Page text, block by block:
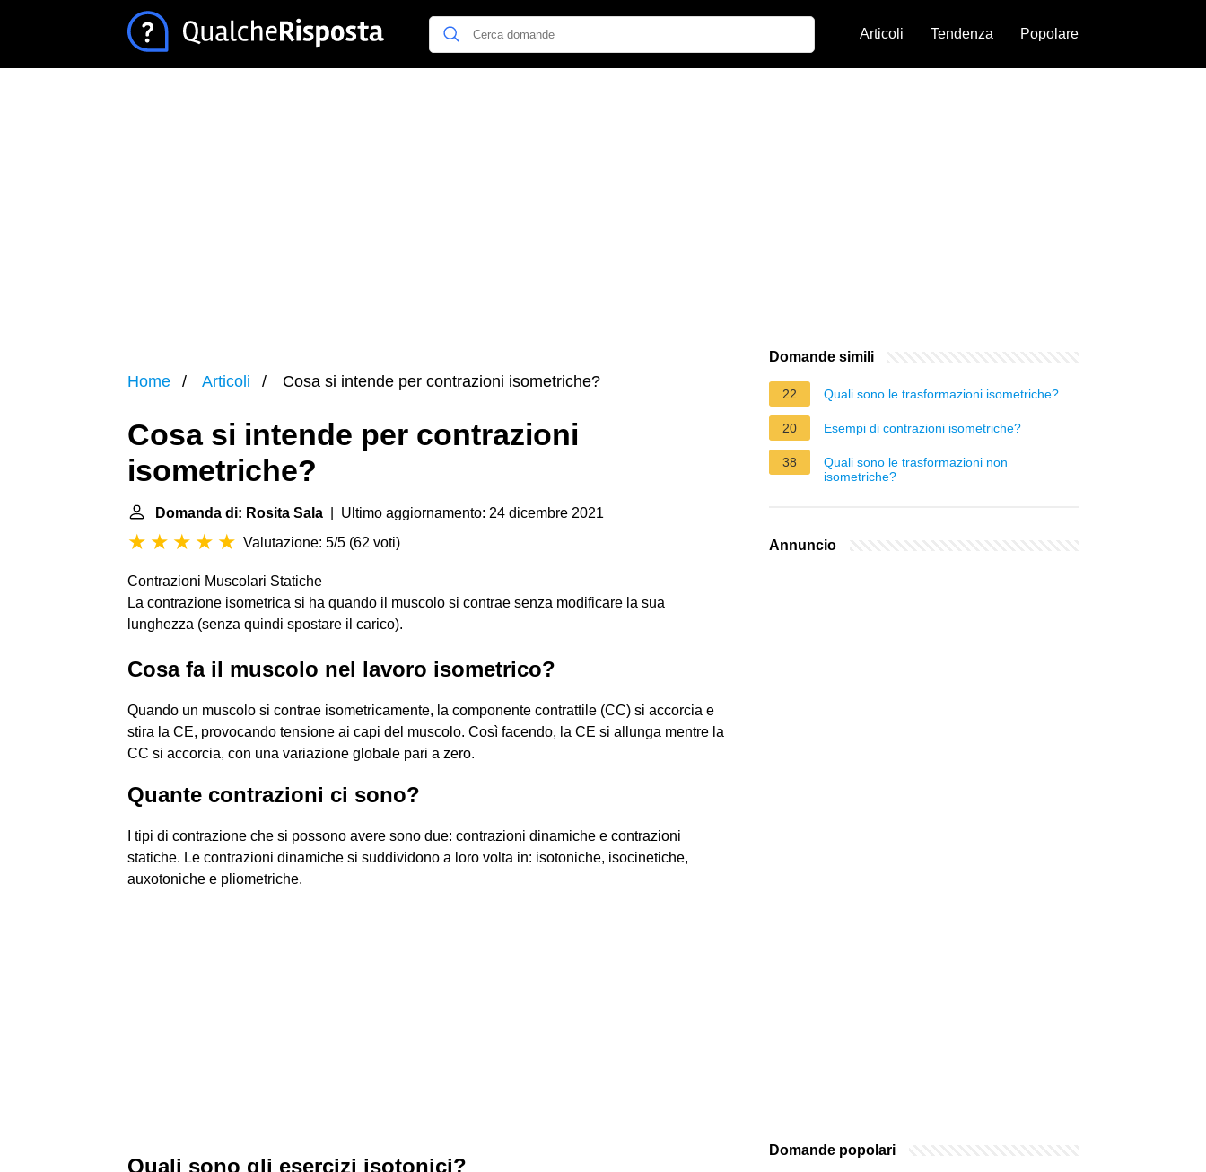
Articoli Tendenza Popolare
Home Articoli Cosa si intende per contrazioni isometriche?
Cosa si intende per contrazioni
isometriche?
Domanda di: Rosita Sala | Ultimo aggiornamento: 24 dicembre 2021
Valutazione: 5/5 (62 voti)
Contrazioni Muscolari Statiche
La contrazione isometrica si ha quando il muscolo si contrae senza modificare la sua
lunghezza (senza quindi spostare il carico).
Cosa fa il muscolo nel lavoro isometrico?
Quando un muscolo si contrae isometricamente, la componente contrattile (CC) si accorcia e
stira la CE, provocando tensione ai capi del muscolo. Così facendo, la CE si allunga mentre la
CC si accorcia, con una variazione globale pari a zero.
Quante contrazioni ci sono?
I tipi di contrazione che si possono avere sono due: contrazioni dinamiche e contrazioni
statiche. Le contrazioni dinamiche si suddividono a loro volta in: isotoniche, isocinetiche,
auxotoniche e pliometriche.
Quali sono gli esercizi isotonici?
Domande simili
22 Quali sono le trasformazioni isometriche?
20 Esempi di contrazioni isometriche?
38
Quali sono le trasformazioni non
isometriche?
Annuncio
Domande popolari